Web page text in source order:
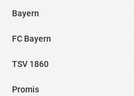
Bayern
FC Bayern
TSV 1860
Promis